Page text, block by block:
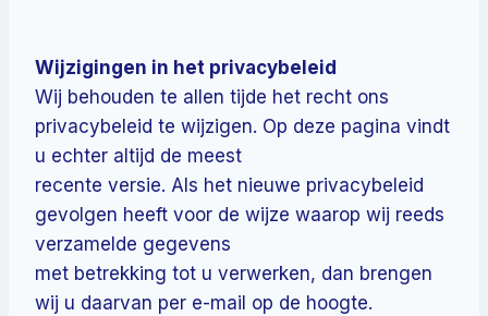
Wijzigingen in het privacybeleid
Wij behouden te allen tijde het recht ons
privacybeleid te wijzigen. Op deze pagina vindt
u echter altijd de meest
recente versie. Als het nieuwe privacybeleid
gevolgen heeft voor de wijze waarop wij reeds
verzamelde gegevens
met betrekking tot u verwerken, dan brengen
wij u daarvan per e-mail op de hoogte.